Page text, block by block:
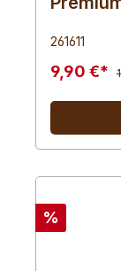
261611
9,90 €*
%